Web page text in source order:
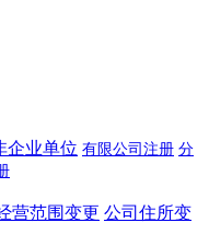
企业单位 有限公司注册 分
营范围变更 公司住所变